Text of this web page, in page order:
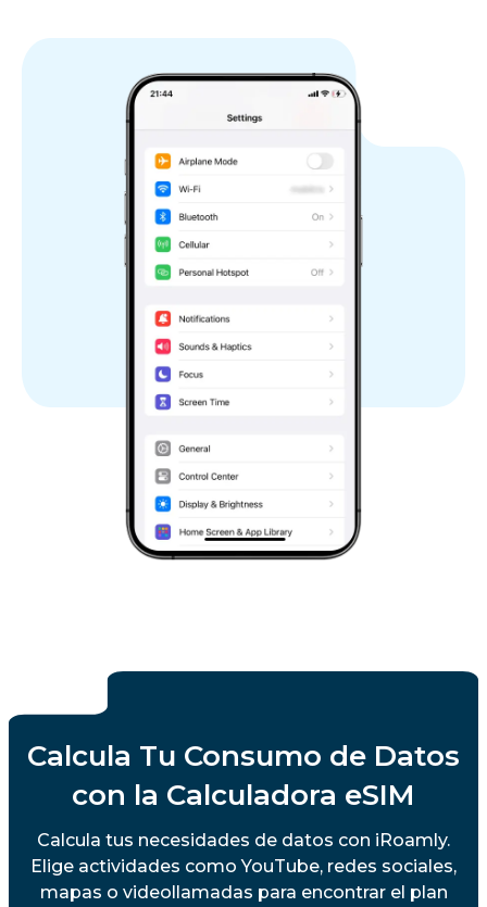
Calcula Tu Consumo de Datos
con la Calculadora eSIM
Calcula tus necesidades de datos con iRoamly.
Elige actividades como YouTube, redes sociales,
mapas o videollamadas para encontrar el plan